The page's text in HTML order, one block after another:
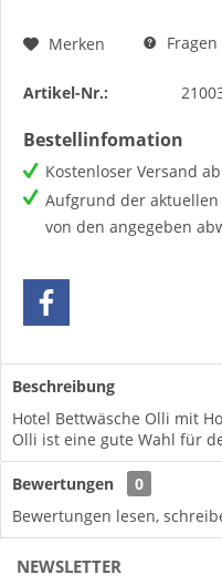
Merken
Artikel-Nr.:
Bestellinfomation
Kostenloser Versand
Aufgrund der
von den angegeben
Beschreibung
Hotel Bettwäsche Olli mit
Olli ist eine gute Wahl für
Bewertungen
0
Bewertungen lesen,
NEWSLETTER